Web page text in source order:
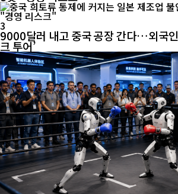
3
9000달러 내고 중국 공장 간다…외국인
크 투어’